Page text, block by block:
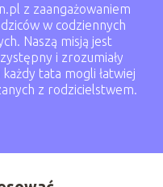
z zaangażowaniem
w codziennych
Naszą misją jest
i zrozumiały
tata mogli łatwiej
z rodzicielstwem.